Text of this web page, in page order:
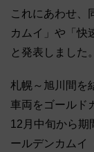
これにあわせ、
カムイ」や「快
と発表しました。
札幌～旭川間を
車両をゴールド
12月中旬から期
ールデンカムイ